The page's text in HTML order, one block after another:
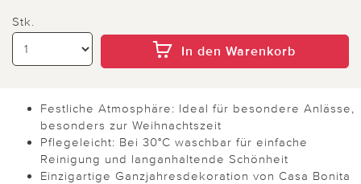
Stk.
In den Warenkorb
Festliche Atmosphäre: Ideal für besondere Anlässe,
besonders zur Weihnachtszeit
Pflegeleicht: Bei 30°C waschbar für einfache
Reinigung und langanhaltende Schönheit
Einzigartige Ganzjahresdekoration von Casa Bonita